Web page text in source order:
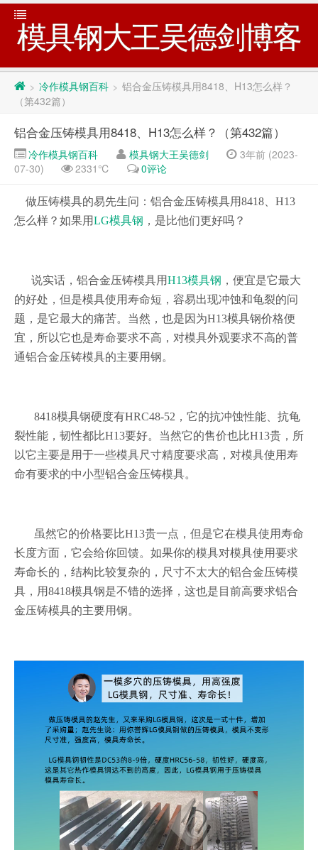
模具钢大王吴德剑博客
> 冷作模具钢百科 > 铝合金压铸模具用8418、H13怎么样？
（第432篇）
铝合金压铸模具用8418、H13怎么样？（第432篇）
冷作模具钢百科 模具钢大王吴德剑
3年前 (2023-
07-30)
2331℃ 0评论
做压铸模具的易先生问：铝合金压铸模具用8418、H13
怎么样？如果用LG模具钢 ，是比他们更好吗？
说实话，铝合金压铸模具用H13模具钢 ，便宜是它最大
的好处，但是模具使用寿命短，容易出现冲蚀和龟裂的问
题，是它最大的痛苦。当然，也是因为H13模具钢价格便
宜，所以它也是寿命要求不高，对模具外观要求不高的普
通铝合金压铸模具的主要用钢。
8418模具钢硬度有HRC48-52，它的抗冲蚀性能、抗龟
裂性能，韧性都比H13要好。当然它的售价也比H13贵，所
以它主要是用于一些模具尺寸精度要求高，对模具使用寿
命有要求的中小型铝合金压铸模具。
虽然它的价格要比H13贵一点，但是它在模具使用寿命
长度方面，它会给你回馈。如果你的模具对模具使用要求
寿命长的，结构比较复杂的，尺寸不太大的铝合金压铸模
具，用8418模具钢是不错的选择，这也是目前高要求铝合
金压铸模具的主要用钢。